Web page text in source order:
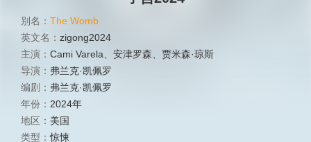
别名： The Womb
英文名： zigong2024
主演： Cami Varela 安津罗森
贾米森·琼斯
导演： 弗兰克·凯佩罗
编剧： 弗兰克·凯佩罗
年份： 2024年
地区： 美国
类型：惊悚